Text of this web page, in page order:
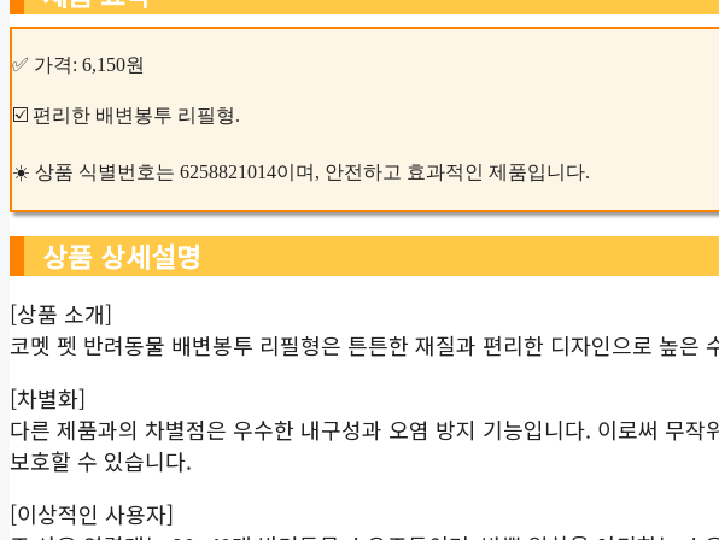
✅ 가격: 6,150원
☑️ 편리한 배변봉투 리필형.
☀️ 상품 식별번호는 6258821014이며, 안전하고 효과적인 제품입니다.
상품 상세설명
[상품 소개]
코멧 펫 반려동물 배변봉투 리필형은 튼튼한 재질과 편리한 디자인으로 높은
[차별화]
다른 제품과의 차별점은 우수한 내구성과 오염 방지 기능입니다. 이로써 무
보호할 수 있습니다.
[이상적인 사용자]